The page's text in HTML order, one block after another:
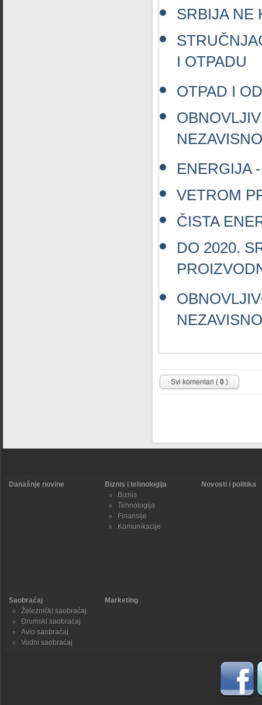
SRBIJA NE
I OTPADU
OTPAD I
ENERGIJA
VETROM
ČISTA
DO 2020.
Svi komentari ( 0 )
Današnje novine
Biznis i tehnologija
Biznis
Tehnologija
Finansije
Komunikacije
Novosti i politika
Saobraćaj
Železnički saobraćaj
Drumski saobraćaj
Avio saobraćaj
Vodni saobraćaj
Marketing